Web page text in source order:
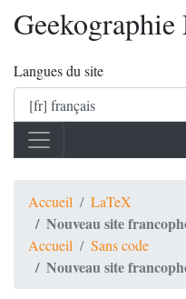
Langues du site
Accueil LaTeX
Nouveau site
Accueil Sans code
Nouveau site